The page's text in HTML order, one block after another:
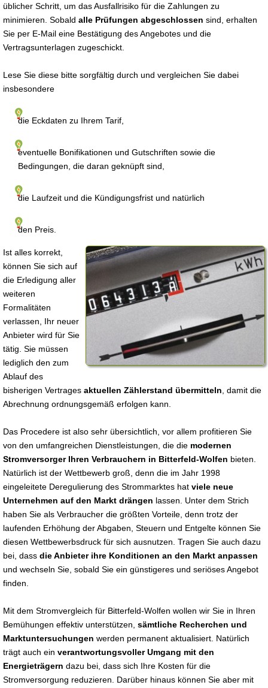
üblicher Schritt, um das Ausfallrisiko für die Zahlungen zu
minimieren. Sobald alle Prüfungen abgeschlossen sind, erhalten
Sie per E-Mail eine Bestätigung des Angebotes und die
Vertragsunterlagen zugeschickt.
Lese Sie diese bitte sorgfältig durch und vergleichen Sie dabei
insbesondere
die Eckdaten zu Ihrem Tarif,
eventuelle Bonifikationen und Gutschriften sowie die
Bedingungen, die daran geknüpft sind,
die Laufzeit und die Kündigungsfrist und natürlich
den Preis.
Ist alles korrekt,
können Sie sich auf
die Erledigung aller
weiteren
Formalitäten
verlassen, Ihr neuer
Anbieter wird für Sie
tätig. Sie müssen
lediglich den zum
Ablauf des
bisherigen Vertrages aktuellen Zählerstand übermitteln , damit die
Abrechnung ordnungsgemäß erfolgen kann.
Das Procedere ist also sehr übersichtlich, vor allem profitieren Sie
von den umfangreichen Dienstleistungen, die die modernen
Stromversorger Ihren Verbrauchern in Bitterfeld-Wolfen bieten.
Natürlich ist der Wettbewerb groß, denn die im Jahr 1998
eingeleitete Deregulierung des Strommarktes hat viele neue
Unternehmen auf den Markt drängen lassen. Unter dem Strich
haben Sie als Verbraucher die größten Vorteile, denn trotz der
laufenden Erhöhung der Abgaben, Steuern und Entgelte können Sie
diesen Wettbewerbsdruck für sich ausnutzen. Tragen Sie auch dazu
bei, dass die Anbieter ihre Konditionen an den Markt anpassen
und wechseln Sie, sobald Sie ein günstigeres und seriöses Angebot
finden.
Mit dem Stromvergleich für Bitterfeld-Wolfen wollen wir Sie in Ihren
Bemühungen effektiv unterstützen, sämtliche Recherchen und
Marktuntersuchungen werden permanent aktualisiert. Natürlich
trägt auch ein verantwortungsvoller Umgang mit den
Energieträgern dazu bei, dass sich Ihre Kosten für die
Stromversorgung reduzieren. Darüber hinaus können Sie aber mit